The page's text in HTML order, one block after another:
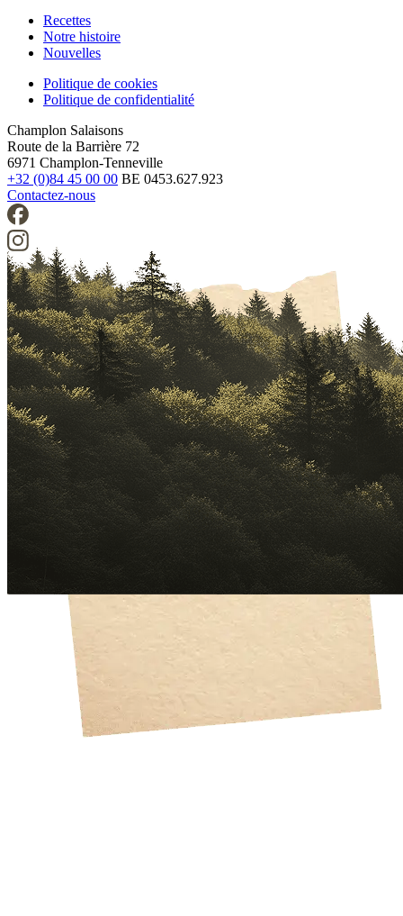
Footer
Recettes
Notre histoire
Nouvelles
Legal
Politique de cookies
Politique de confidentialité
Champlon Salaisons
Route de la Barrière 72
6971 Champlon-Tenneville
+32 (0)84 45 00 00 BE 0453.627.923
Contactez-nous